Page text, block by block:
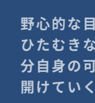
野心的な
ひたむき
分自身の
開けてい